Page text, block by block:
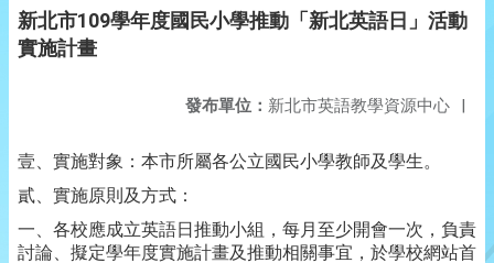
新北市109學年度國民小學推動「新北英語日」活動
實施計畫
發布單位： 新北市英語教學資源中心 |
壹、實施對象：本市所屬各公立國民小學教師及學生。
貳、實施原則及方式：
一、各校應成立英語日推動小組，每月至少開會一次，負責
討論、擬定學年度實施計畫及推動相關事宜，於學校網站首